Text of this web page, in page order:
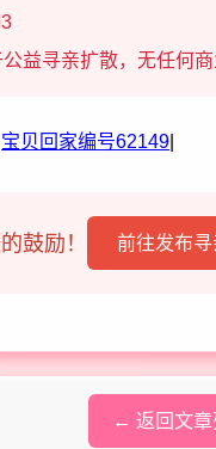
益寻亲扩散，无任何
宝贝回家编号62149
鼓励！ 前往发布寻
← 返回文章